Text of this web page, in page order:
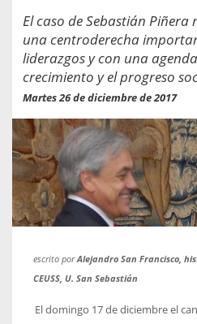
El caso de Sebastián
una centroderecha
liderazgos y con una
crecimiento y el progreso
Martes 26 de diciembre de 2017
escrito porAlejandro San Francisco,
CEUSS, U. San Sebastián
El domingo 17 de diciembre el